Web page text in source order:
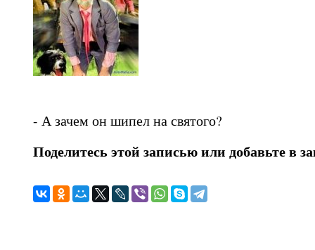
- А зачем он шипел на святого?
Поделитесь этой записью или добавьте в